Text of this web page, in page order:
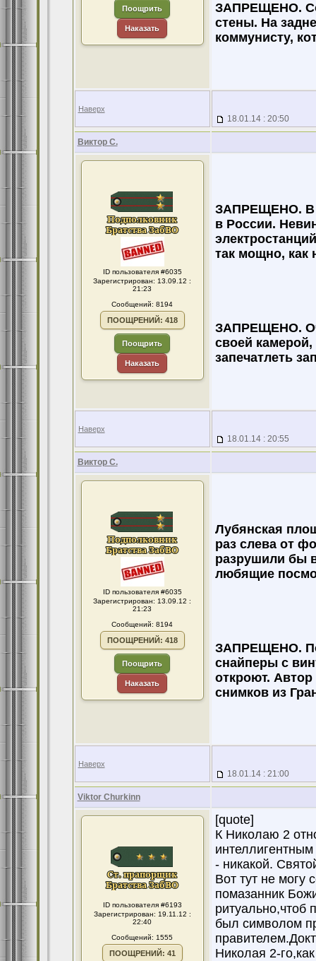
Поощрить
Наказать
ЗАПРЕЩЕНО.
стены. На
коммунисту,
Наверх
18.01.14 : 20:50
Виктор С.
ID пользователя #6035
Зарегистрирован: 13.09.12 :
21:23
Сообщений: 8194
ПООЩРЕНИЙ: 418
Поощрить
Наказать
ЗАПРЕЩЕНО. В
в России.
так мощно, как
ЗАПРЕЩЕНО.
своей
запечатлеть
Наверх
18.01.14 : 20:55
Виктор С.
ID пользователя #6035
Зарегистрирован: 13.09.12 :
21:23
Сообщений: 8194
ПООЩРЕНИЙ: 418
Поощрить
Наказать
Лубянская
раз слева от
разрушили бы
любящие
ЗАПРЕЩЕНО.
снайперы с
откроют.
снимков из
Наверх
18.01.14 : 21:00
Viktor Churkinn
ID пользователя #6193
Зарегистрирован: 19.11.12 :
22:40
Сообщений: 1555
ПООЩРЕНИЙ: 41
[quote]
К Николаю 2
- никакой.
Вот тут не могу
помазанник
ритуально,чтоб
был символом
Николая 2-